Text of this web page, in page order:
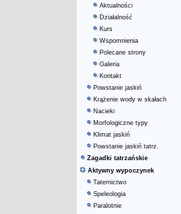
Aktualności
Działalność
Kurs
Wspomnienia
Polecane strony
Galeria
Kontakt
Powstanie jaskiń
Krążenie wody w skałach
Nacieki
Morfologiczne typy
Klimat jaskiń
Powstanie jaskiń tatrz.
Zagadki tatrzańskie
Aktywny wypoczynek
Taternictwo
Speleologia
Paralotnie